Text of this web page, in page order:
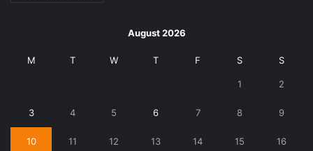
August 2026
M T W T F S S
1 2
3 4 5 6 7 8 9
10 11 12 13 14 15 16